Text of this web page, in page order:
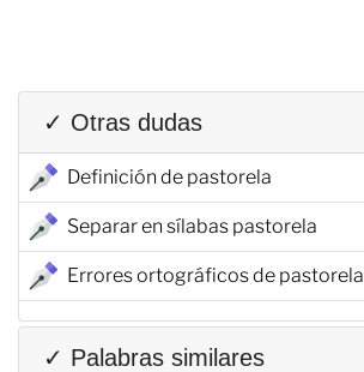
✓ Otras dudas
Definición de pastorela
Separar en sílabas pastorela
Errores ortográficos de pastorela
✓ Palabras similares